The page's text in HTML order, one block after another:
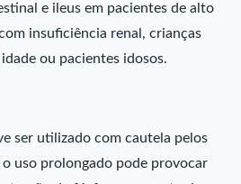
e ileus em pacientes de alto
insuficiência renal, crianças
ou pacientes idosos.
ser utilizado com cautela pelos
uso prolongado pode provocar